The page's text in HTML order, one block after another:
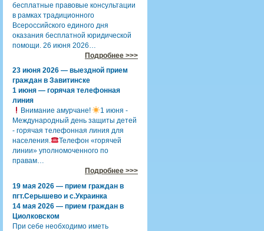
бесплатные правовые консультации
в рамках традиционного
Всероссийского единого дня
оказания бесплатной юридической
помощи. 26 июня 2026…
Подробнее >>>
23 июня 2026 — выездной прием
граждан в Завитинске
1 июня — горячая телефонная
линия
Внимание амурчане!
1 июня -
Международный день защиты детей
- горячая телефонная линия для
населения.
Телефон «горячей
линии» уполномоченного по
правам…
Подробнее >>>
19 мая 2026 — прием граждан в
пгт.Серышево и с.Украинка
14 мая 2026 — прием граждан в
Циолковском
При себе необходимо иметь